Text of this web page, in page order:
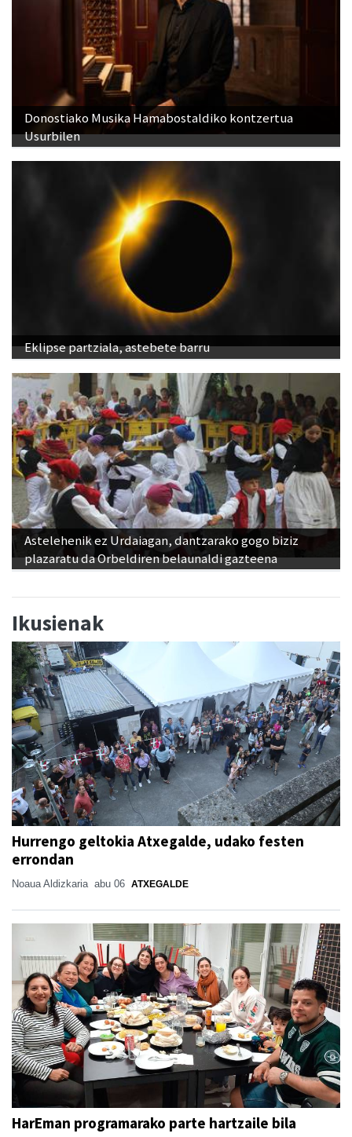
Donostiako Musika Hamabostaldiko kontzertua
Usurbilen
Eklipse partziala, astebete barru
Astelehenik ez Urdaiagan, dantzarako gogo biziz
plazaratu da Orbeldiren belaunaldi gazteena
Ikusienak
Hurrengo geltokia Atxegalde, udako festen
errondan
Noaua Aldizkaria abu 06 ATXEGALDE
HarEman programarako parte hartzaile bila